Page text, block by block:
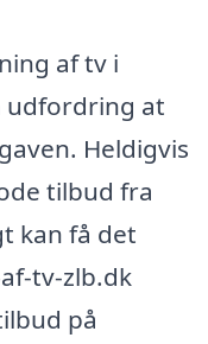
af tv i
udfordring at
Heldigvis
tilbud fra
kan få det
tv-zlb.dk
på